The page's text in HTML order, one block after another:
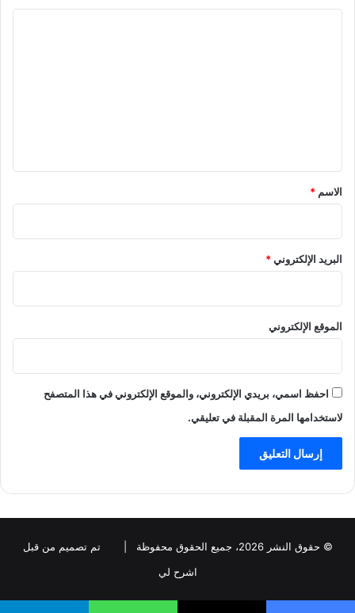
*
الاسم *
البريد الإلكتروني*
الموقع الإلكتروني
احفظ اسمي، بريدي الإلكتروني، والموقع الإلكتروني في هذا المتصفح
لاستخدامها المرة المقبلة في تعليقي.
© حقوق النشر 2026، جميع الحقوق محفوظة |
تم تصميم من قبل
اشرح لي